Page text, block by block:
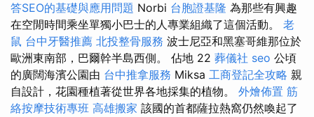
答SEO的基礎與應用問題 Norbi 台胞證基隆 為那些有興趣
在空閒時間乘坐單獨小巴士的人專業組織了這個活動。 老
鼠 台中牙醫推薦 北投整骨服務 波士尼亞和黑塞哥維那位於
歐洲東南部，巴爾幹半島西側。 佔地 22 葬儀社 seo 公頃
的廣闊海濱公園由 台中推拿服務 Miksa 工商登記全攻略 親
自設計，花園種植著從世界各地採集的植物。 外燴佈置 筋
絡按摩技術專班 高雄搬家 該國的首都薩拉熱窩仍然喚起了